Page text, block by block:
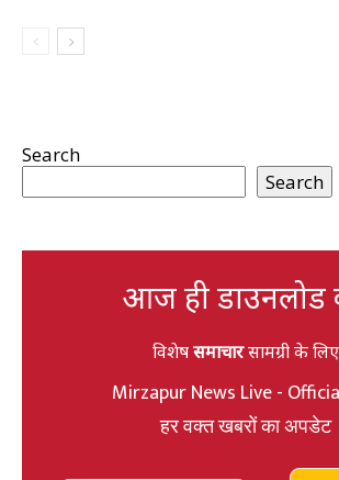
Search
Search
आज ही डाउनलोड
विशेषसमाचारसामग्री के लिए
Mirzapur News Live -
हर वक्त खबरों का अपडेट